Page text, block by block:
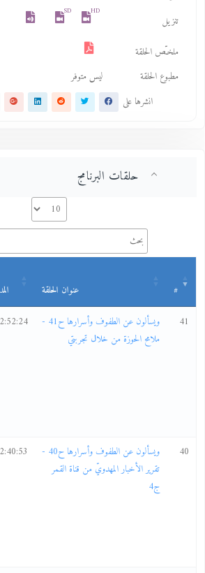
تنزيل
HD
SD
ملخـّص الحلقة
مطبوع الحلقة
ليس متوفر
انشرها على
حلقات البرنامج
عنوان الحلقة المدة
41
ويسألون عن الطفوف وأسرارها ح41 -
ملامح الحوزة من خلال تجربتي
2:52:24
40
ويسألون عن الطفوف وأسرارها ح40 -
تقرير الأخبار المهدويّ من قناة القمر
ج4
2:40:53